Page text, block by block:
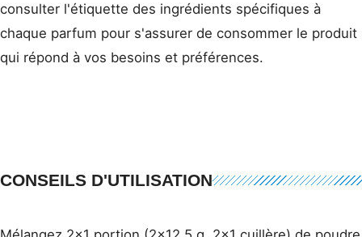
consulter l'étiquette des ingrédients spécifiques à
chaque parfum pour s'assurer de consommer le produit
qui répond à vos besoins et préférences.
CONSEILS D'UTILISATION